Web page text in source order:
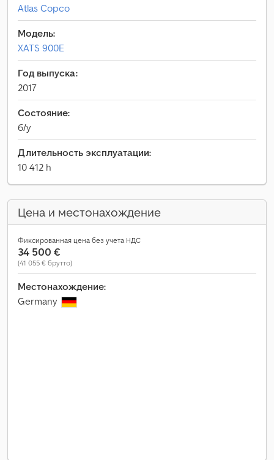
Atlas Copco
Модель:
XATS 900E
Год выпуска:
2017
Состояние:
б/у
Длительность эксплуатации:
10 412 h
Цена и местонахождение
Фиксированная цена без учета НДС
34 500 €
(41 055 € брутто)
Местонахождение:
Germany